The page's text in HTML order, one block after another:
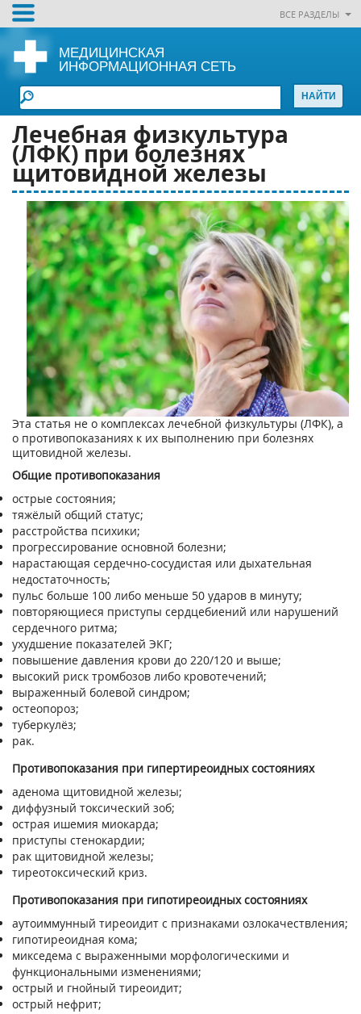
ВСЕ РАЗДЕЛЫ
МЕДИЦИНСКАЯ
ИНФОРМАЦИОННАЯ СЕТЬ
Лечебная физкультура
(ЛФК) при болезнях
щитовидной железы
Эта статья не о комплексах лечебной физкультуры (ЛФК), а
о противопоказаниях к их выполнению при болезнях
щитовидной железы.
Общие противопоказания
острые состояния;
тяжёлый общий статус;
расстройства психики;
прогрессирование основной болезни;
нарастающая сердечно-сосудистая или дыхательная
недостаточность;
пульс больше 100 либо меньше 50 ударов в минуту;
повторяющиеся приступы сердцебиений или нарушений
сердечного ритма;
ухудшение показателей ЭКГ;
повышение давления крови до 220/120 и выше;
высокий риск тромбозов либо кровотечений;
выраженный болевой синдром;
остеопороз;
туберкулёз;
рак.
Противопоказания при гипертиреоидных состояниях
аденома щитовидной железы;
диффузный токсический зоб;
острая ишемия миокарда;
приступы стенокардии;
рак щитовидной железы;
тиреотоксический криз.
Противопоказания при гипотиреоидных состояниях
аутоиммунный тиреоидит с признаками озлокачествления;
гипотиреоидная кома;
микседема с выраженными морфологическими и
функциональными изменениями;
острый и гнойный тиреоидит;
острый нефрит;